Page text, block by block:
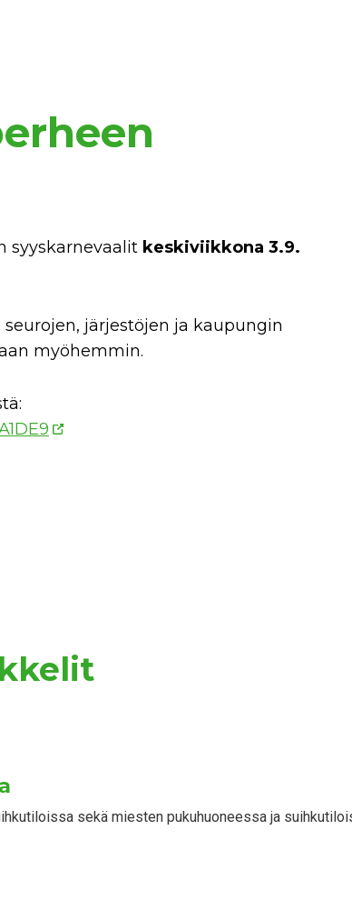
syyskarnevaalit keskiviikkona 3.9.
järjestöjen ja kaupungin
myöhemmin.
sekä miesten pukuhuoneessa ja